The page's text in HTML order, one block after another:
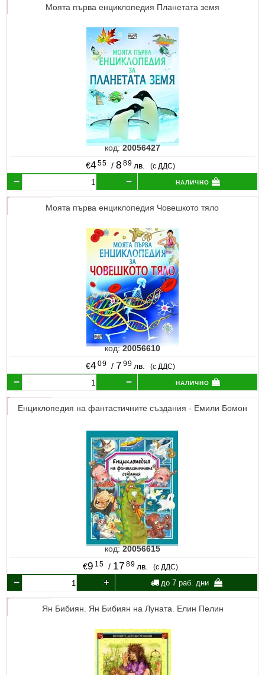
Моята първа енциклопедия Планетата земя
код:20056427
€4 55 / 8 89 лв. (с ДДС)
налично
Моята първа енциклопедия Човешкото тяло
код:20056610
€4 09 / 7 99 лв. (с ДДС)
налично
Енциклопедия на фантастичните създания - Емили Бомон
код:20056615
€9 15 / 17 89 лв. (с ДДС)
до 7 раб. дни
Ян Бибиян. Ян Бибиян на Луната. Елин Пелин